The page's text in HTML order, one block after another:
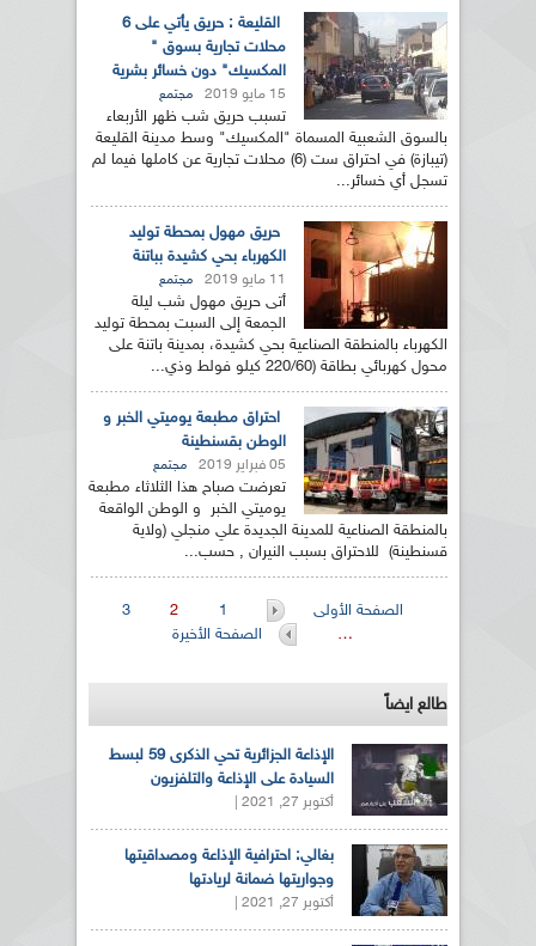
القليعة : حريق يأتي على 6
محلات تجارية بسوق "
المكسيك" دون خسائر بشرية
15 مايو 2019 مجتمع
تسبب حريق شب ظهر الأربعاء
بالسوق الشعبية المسماة "المكسيك" وسط مدينة القليعة
(تيبازة) في احتراق ست (6) محلات تجارية عن كاملها فيما لم
تسجل أي خسائر...
حريق مهول بمحطة توليد
الكهرباء بحي كشيدة بباتنة
11 مايو 2019 مجتمع
أتى حريق مهول شب ليلة
الجمعة إلى السبت بمحطة توليد
الكهرباء بالمنطقة الصناعية بحي كشيدة، بمدينة باتنة على
محول كهربائي بطاقة (220/60 كيلو فولط وذي...
احتراق مطبعة يوميتي الخبر و
الوطن بقسنطينة
05 فبراير 2019 مجتمع
تعرضت صباح هذا الثلاثاء مطبعة
يوميتي الخبر و الوطن الواقعة
بالمنطقة الصناعية للمدينة الجديدة علي منجلي (ولاية
قسنطينة) للاحتراق بسبب النيران , حسب...
الصفحات
الصفحة الأولى 1
2
3
…
الصفحة الأخيرة
طالع ايضاً
الإذاعة الجزائرية تحي الذكرى 59 لبسط
السيادة على الإذاعة والتلفزيون
أكتوبر 27, 2021 |
بغالي: احترافية الإذاعة ومصداقيتها
وجواريتها ضمانة لريادتها
أكتوبر 27, 2021 |